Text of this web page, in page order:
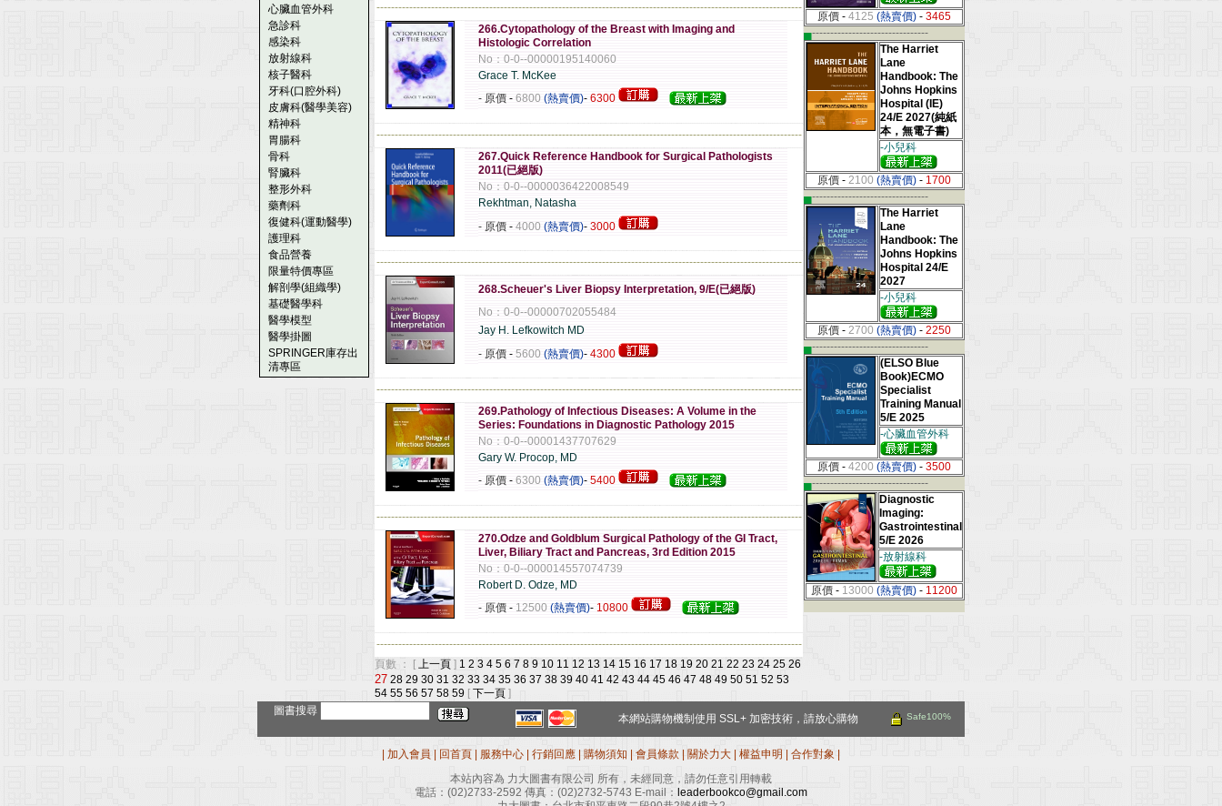
心臟血管外科
急診科
感染科
放射線科
核子醫科
牙科(口腔外科)
皮膚科(醫學美容)
精神科
胃腸科
骨科
腎臟科
整形外科
藥劑科
復健科(運動醫學)
護理科
食品營養
限量特價專區
解剖學(組織學)
基礎醫學科
醫學模型
醫學掛圖
SPRINGER庫存出
清專區
---------------------------------------------------------------------------------------------------------------------
266.Cytopathology of the Breast with Imaging and
Histologic Correlation
No：0-0--00000195140060
Grace T. McKee
- 原價 - 6800 (熱賣價)- 6300
---------------------------------------------------------------------------------------------------------------------
267.Quick Reference Handbook for Surgical Pathologists
2011(已絕版)
No：0-0--0000036422008549
Rekhtman, Natasha
- 原價 - 4000 (熱賣價)- 3000
---------------------------------------------------------------------------------------------------------------------
268.Scheuer's Liver Biopsy Interpretation, 9/E(已絕版)
No：0-0--00000702055484
Jay H. Lefkowitch MD
- 原價 - 5600 (熱賣價)- 4300
---------------------------------------------------------------------------------------------------------------------
269.Pathology of Infectious Diseases: A Volume in the
Series: Foundations in Diagnostic Pathology 2015
No：0-0--00001437707629
Gary W. Procop, MD
- 原價 - 6300 (熱賣價)- 5400
---------------------------------------------------------------------------------------------------------------------
270.Odze and Goldblum Surgical Pathology of the GI Tract,
Liver, Biliary Tract and Pancreas, 3rd Edition 2015
No：0-0--000014557074739
Robert D. Odze, MD
- 原價 - 12500 (熱賣價)- 10800
---------------------------------------------------------------------------------------------------------------------
頁數 ： [ 上一頁 ] 1 2 3 4 5 6 7 8 9 10 11 12 13 14 15 16 17 18 19 20 21 22 23 24 25 26
27 28 29 30 31 32 33 34 35 36 37 38 39 40 41 42 43 44 45 46 47 48 49 50 51 52 53
54 55 56 57 58 59 [ 下一頁 ]
原價 - 4125 (熱賣價) - 3465
▄--------------------------------
The Harriet
Lane
Handbook: The
Johns Hopkins
Hospital (IE)
24/E 2027(純紙
本，無電子書)
-小兒科
原價 - 2100 (熱賣價) - 1700
▄--------------------------------
The Harriet
Lane
Handbook: The
Johns Hopkins
Hospital 24/E
2027
-小兒科
原價 - 2700 (熱賣價) - 2250
▄--------------------------------
(ELSO Blue
Book)ECMO
Specialist
Training Manual
5/E 2025
-心臟血管外科
原價 - 4200 (熱賣價) - 3500
▄--------------------------------
Diagnostic
Imaging:
Gastrointestinal
5/E 2026
-放射線科
原價 - 13000 (熱賣價) - 11200
圖書搜尋
本網站購物機制使用 SSL+ 加密技術，請放心購物 Safe100%
加入會員 回首頁 服務中心 行銷回應 購物須知 會員條款 關於力大 權益申明 合作對象
本站內容為 力大圖書有限公司 所有，未經同意，請勿任意引用轉載
電話： (02)2733-2592 傳真： (02)2732-5743 E-mail： leaderbookco@gmail.com